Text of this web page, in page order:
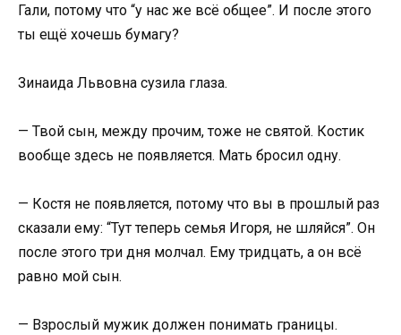
Гали, потому что “у нас же всё общее”. И после этого
ты ещё хочешь бумагу?
Зинаида Львовна сузила глаза.
— Твой сын, между прочим, тоже не святой. Костик
вообще здесь не появляется. Мать бросил одну.
— Костя не появляется, потому что вы в прошлый раз
сказали ему: “Тут теперь семья Игоря, не шляйся”. Он
после этого три дня молчал. Ему тридцать, а он всё
равно мой сын.
— Взрослый мужик должен понимать границы.